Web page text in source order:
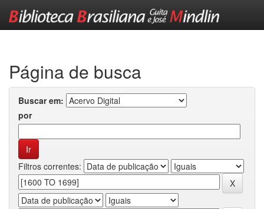
Página de busca
Buscar em:
por
Filtros correntes: